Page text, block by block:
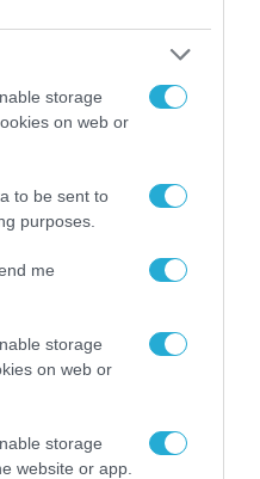
storage
on web or
to be sent to
purposes.
me
storage
on web or
storage
website or app.